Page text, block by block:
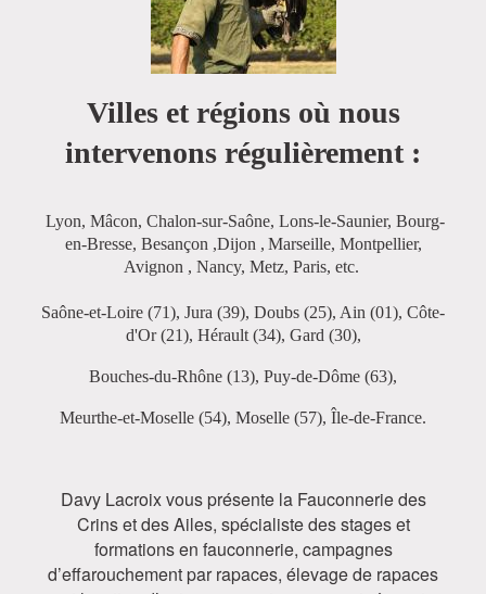
Villes et régions où nous
intervenons régulièrement :
Lyon, Mâcon, Chalon-sur-Saône, Lons-le-Saunier, Bourg-
en-Bresse, Besançon ,Dijon , Marseille, Montpellier,
Avignon , Nancy, Metz, Paris, etc.
Saône-et-Loire (71), Jura (39), Doubs (25), Ain (01), Côte-
d'Or (21), Hérault (34), Gard (30),
Bouches-du-Rhône (13), Puy-de-Dôme (63),
Meurthe-et-Moselle (54), Moselle (57), Île-de-France.
Davy Lacroix vous présente la Fauconnerie des
Crins et des Ailes, spécialiste des stages et
formations en fauconnerie, campagnes
d’effarouchement par rapaces, élevage de rapaces